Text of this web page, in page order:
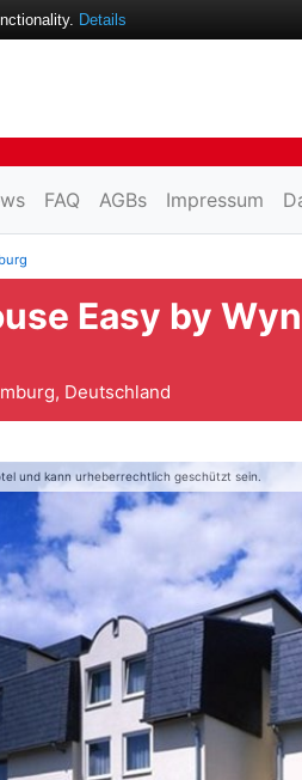
FAQ AGBs Impressum
Easy by
Deutschland
und kann urheberrechtlich geschützt sein.
Details